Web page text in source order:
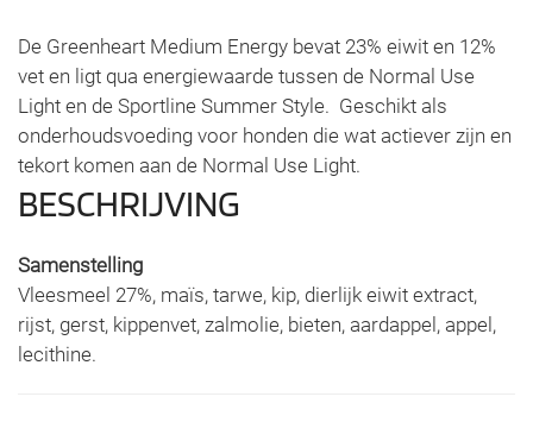
De Greenheart Medium Energy bevat 23% eiwit en 12%
vet en ligt qua energiewaarde tussen de Normal Use
Light en de Sportline Summer Style. Geschikt als
onderhoudsvoeding voor honden die wat actiever zijn en
tekort komen aan de Normal Use Light.
BESCHRIJVING
Samenstelling
Vleesmeel 27%, maïs, tarwe, kip, dierlijk eiwit extract,
rijst, gerst, kippenvet, zalmolie, bieten, aardappel, appel,
lecithine.